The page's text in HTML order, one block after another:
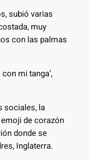
subió varias
muy
con las palmas
mi tanga’,
sociales, la
de corazón
donde se
Inglaterra.